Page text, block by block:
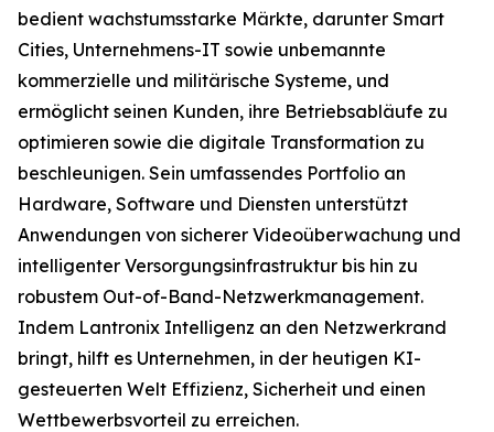
bedient wachstumsstarke Märkte, darunter Smart
Cities, Unternehmens-IT sowie unbemannte
kommerzielle und militärische Systeme, und
ermöglicht seinen Kunden, ihre Betriebsabläufe zu
optimieren sowie die digitale Transformation zu
beschleunigen. Sein umfassendes Portfolio an
Hardware, Software und Diensten unterstützt
Anwendungen von sicherer Videoüberwachung und
intelligenter Versorgungsinfrastruktur bis hin zu
robustem Out-of-Band-Netzwerkmanagement.
Indem Lantronix Intelligenz an den Netzwerkrand
bringt, hilft es Unternehmen, in der heutigen KI-
gesteuerten Welt Effizienz, Sicherheit und einen
Wettbewerbsvorteil zu erreichen.